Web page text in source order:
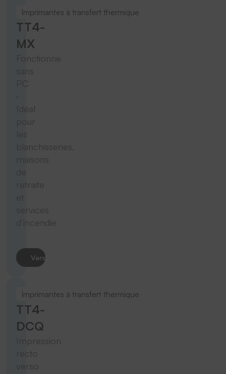
Imprimantes à transfert thermique
TT4-
MX
Fonctionne
sans
PC
Idéal
pour
les
blanchisseries,
maisons
retraite
services
d’incendie
Vers le produit
Imprimantes à transfert thermique
TT4-
DCQ
Impression
recto
verso